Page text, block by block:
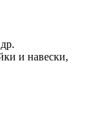
и навески,